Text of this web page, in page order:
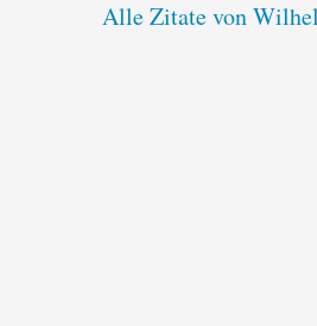
Alle Zitate von